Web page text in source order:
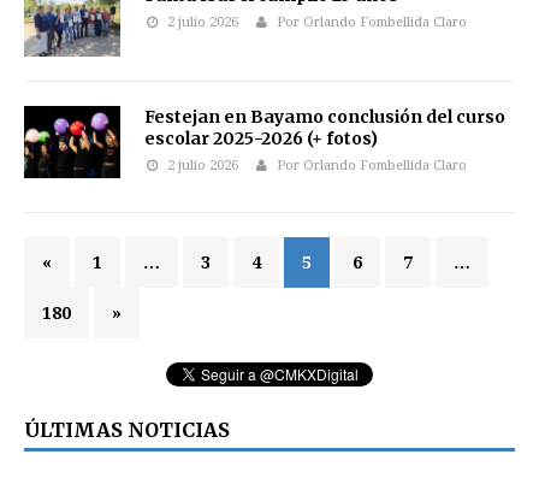
2 julio 2026 Por Orlando Fombellida Claro
Festejan en Bayamo conclusión del curso
escolar 2025-2026 (+ fotos)
2 julio 2026 Por Orlando Fombellida Claro
« 1 … 3 4 5 6 7 …
180 »
ÚLTIMAS NOTICIAS